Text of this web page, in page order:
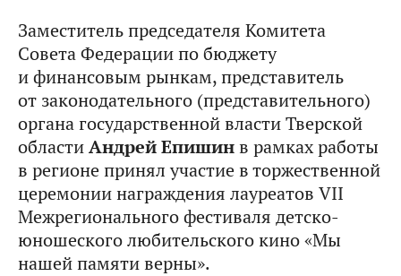
Заместитель председателя Комитета
Совета Федерации по бюджету
и финансовым рынкам, представитель
от законодательного (представительного)
органа государственной власти Тверской
областиАндрей Епишинв рамках работы
в регионе принял участие в торжественной
церемонии награждения лауреатов VII
Межрегионального фестиваля детско-
юношеского любительского кино «Мы
нашей памяти верны».